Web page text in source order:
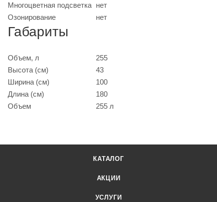
Многоцветная подсветка нет
Озонирование
нет
Габариты
Объем, л
255
Высота (см)
43
Ширина (см)
100
Длина (см)
180
Объем
255 л
КАТАЛОГ
АКЦИИ
УСЛУГИ